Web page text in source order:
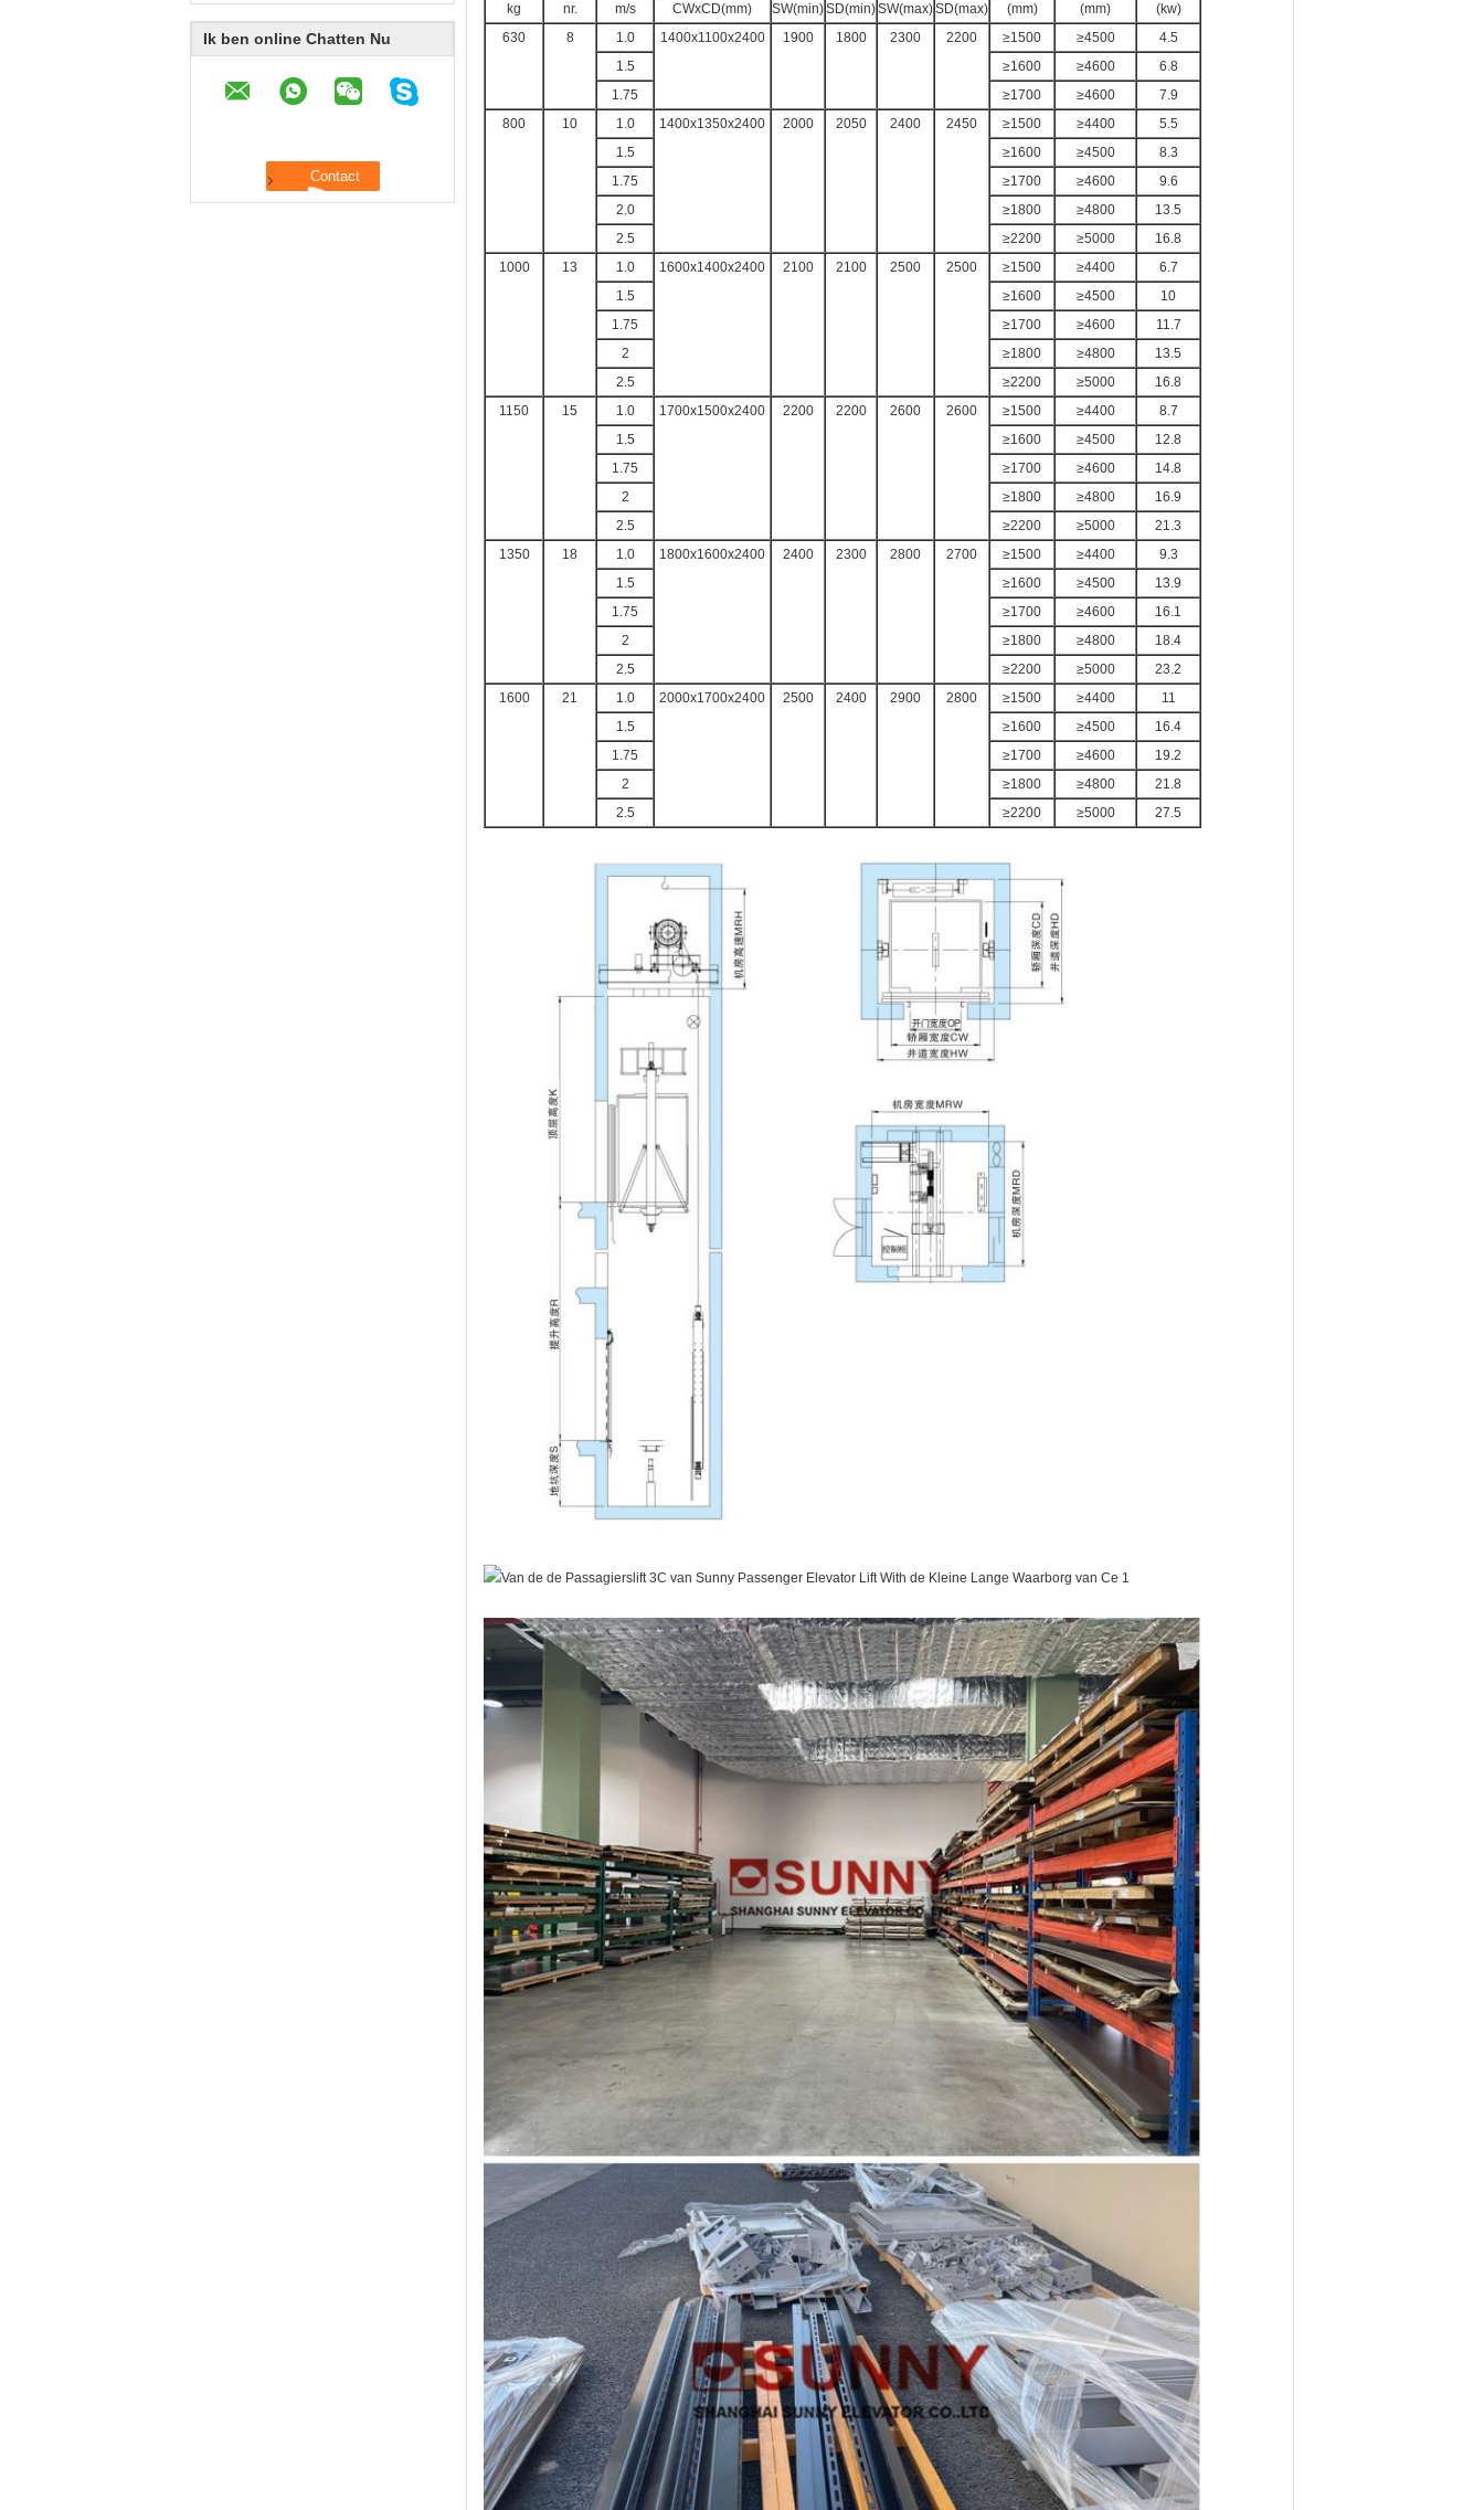
Ik ben online Chatten Nu
kg nr. m/s CWxCD(mm) SW(min)SD(min)SW(max)SD(max) (mm) (mm)
(kw)
630
8 1.0 1400x1100x2400 1900 1800 2300 2200 ≥1500 ≥4500
4.5
1.5
≥1600 ≥4600
6.8
1.75
≥1700 ≥4600
7.9
800
10 1.0 1400x1350x2400 2000 2050 2400 2450 ≥1500 ≥4400
5.5
1.5
≥1600 ≥4500
8.3
1.75
≥1700 ≥4600
9.6
2.0
≥1800 ≥4800
13.5
2.5
≥2200 ≥5000
16.8
1000
13 1.0 1600x1400x2400 2100 2100 2500 2500 ≥1500 ≥4400
6.7
1.5
≥1600 ≥4500
10
1.75
≥1700 ≥4600
11.7
2
≥1800 ≥4800
13.5
2.5
≥2200 ≥5000
16.8
1150
15 1.0 1700x1500x2400 2200 2200 2600 2600 ≥1500 ≥4400
8.7
1.5
≥1600 ≥4500
12.8
1.75
≥1700 ≥4600
14.8
2
≥1800 ≥4800
16.9
2.5
≥2200 ≥5000
21.3
1350
18 1.0 1800x1600x2400 2400 2300 2800 2700 ≥1500 ≥4400
9.3
1.5
≥1600 ≥4500
13.9
1.75
≥1700 ≥4600
16.1
2
≥1800 ≥4800
18.4
2.5
≥2200 ≥5000
23.2
1600
21 1.0 2000x1700x2400 2500 2400 2900 2800 ≥1500 ≥4400
11
1.5
≥1600 ≥4500
16.4
1.75
≥1700 ≥4600
19.2
2
≥1800 ≥4800
21.8
2.5
≥2200 ≥5000 27.5